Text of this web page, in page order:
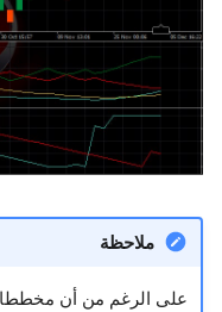
ملاحظة
على الرغم من أن